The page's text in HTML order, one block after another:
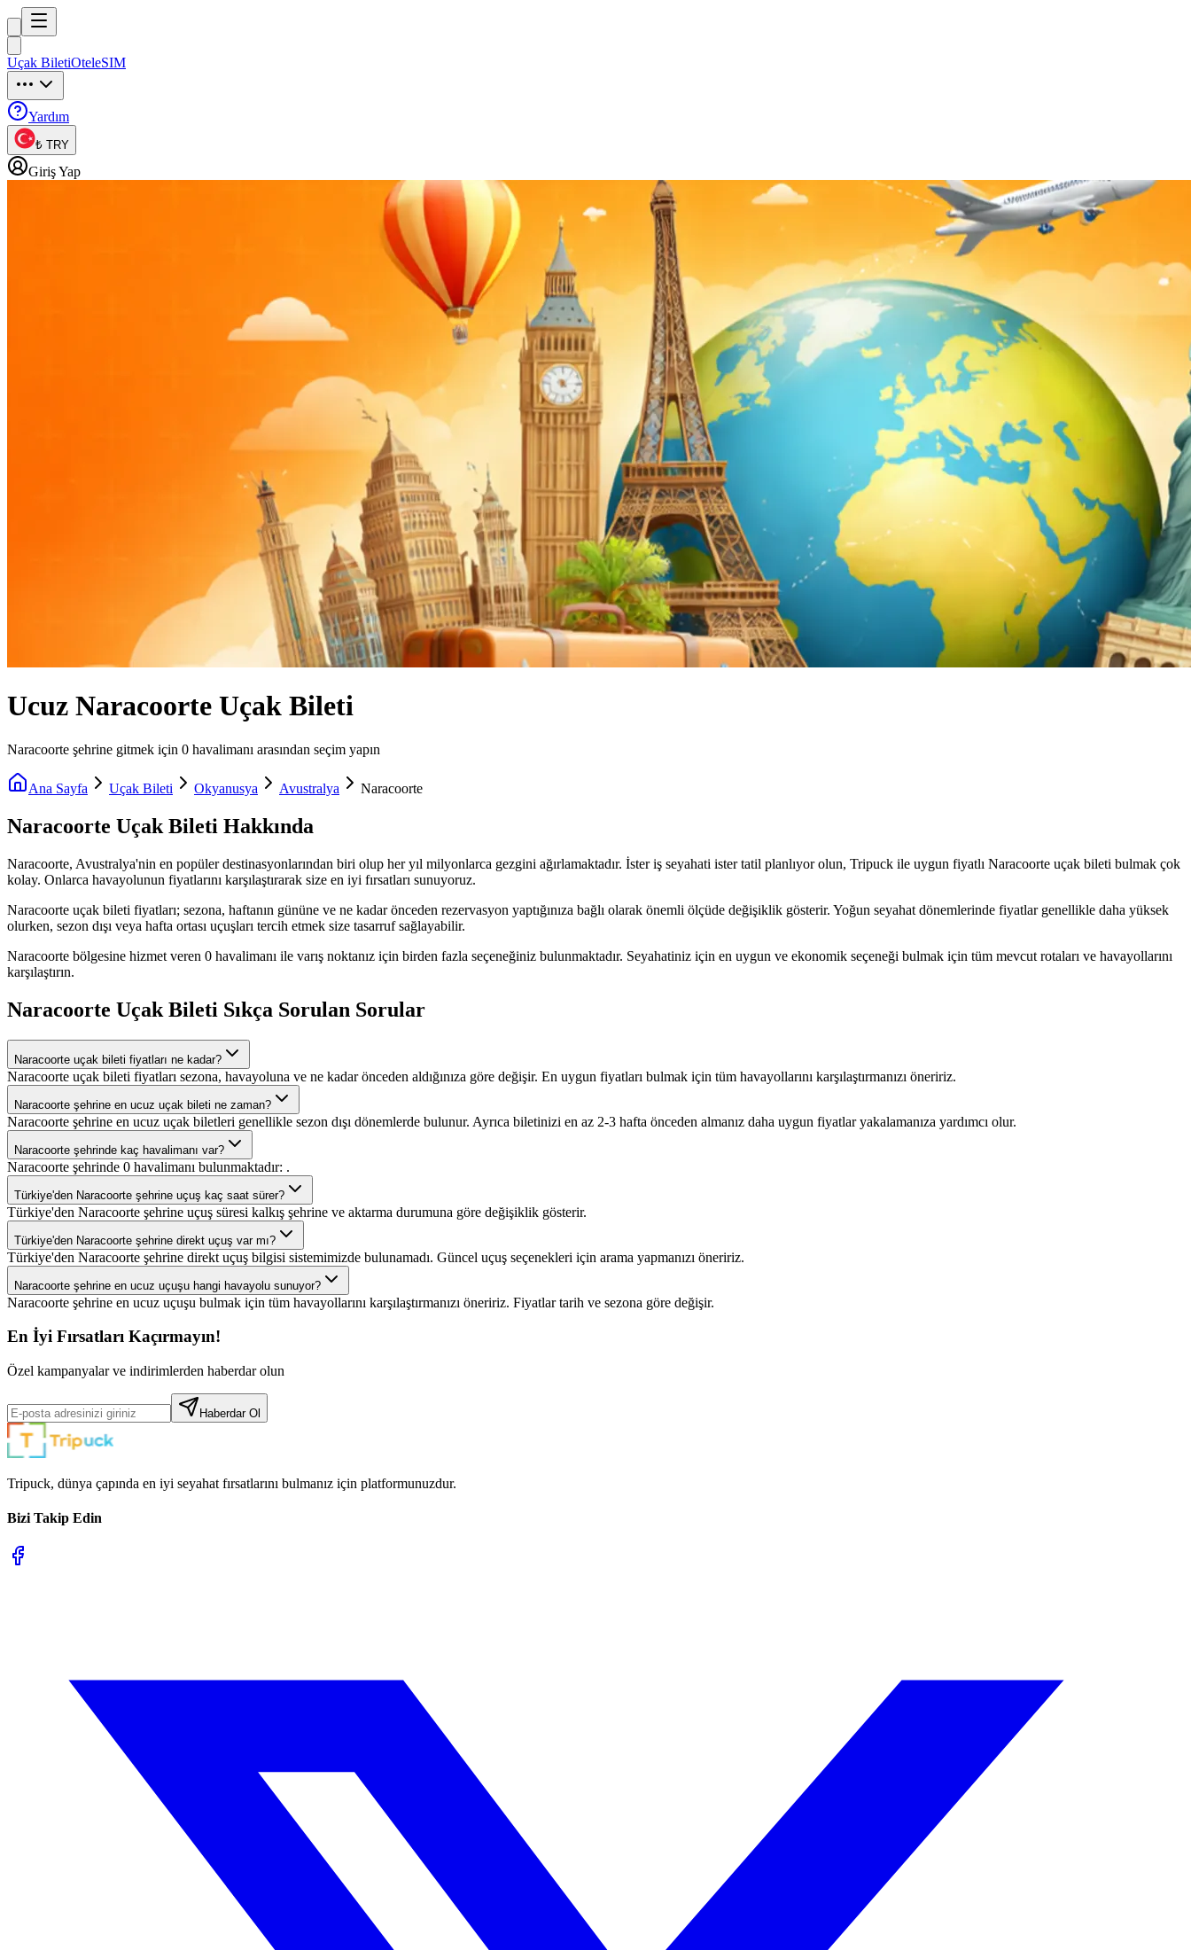
Tripuck
Uçak BiletiOteleSIM
Yardım
₺ TRY
Giriş Yap
Ucuz Naracoorte Uçak Bileti
Naracoorte şehrine gitmek için 0 havalimanı arasından seçim yapın
Ana Sayfa Uçak Bileti Okyanusya Avustralya Naracoorte
Naracoorte Uçak Bileti Hakkında
Naracoorte, Avustralya'nin en popüler destinasyonlarından biri olup her yıl milyonlarca gezgini ağırlamaktadır. İster iş seyahati ister tatil planlıyor olun, Tripuck ile uygun fiyatlı Naracoorte uçak bileti bulmak çok
kolay. Onlarca havayolunun fiyatlarını karşılaştırarak size en iyi fırsatları sunuyoruz.
Naracoorte uçak bileti fiyatları; sezona, haftanın gününe ve ne kadar önceden rezervasyon yaptığınıza bağlı olarak önemli ölçüde değişiklik gösterir. Yoğun seyahat dönemlerinde fiyatlar genellikle daha yüksek
olurken, sezon dışı veya hafta ortası uçuşları tercih etmek size tasarruf sağlayabilir.
Naracoorte bölgesine hizmet veren 0 havalimanı ile varış noktanız için birden fazla seçeneğiniz bulunmaktadır. Seyahatiniz için en uygun ve ekonomik seçeneği bulmak için tüm mevcut rotaları ve havayollarını
karşılaştırın.
Naracoorte Uçak Bileti Sıkça Sorulan Sorular
Naracoorte uçak bileti fiyatları ne kadar?
Naracoorte uçak bileti fiyatları sezona, havayoluna ve ne kadar önceden aldığınıza göre değişir. En uygun fiyatları bulmak için tüm havayollarını karşılaştırmanızı öneririz.
Naracoorte şehrine en ucuz uçak bileti ne zaman?
Naracoorte şehrine en ucuz uçak biletleri genellikle sezon dışı dönemlerde bulunur. Ayrıca biletinizi en az 2-3 hafta önceden almanız daha uygun fiyatlar yakalamanıza yardımcı olur.
Naracoorte şehrinde kaç havalimanı var?
Naracoorte şehrinde 0 havalimanı bulunmaktadır: .
Türkiye'den Naracoorte şehrine uçuş kaç saat sürer?
Türkiye'den Naracoorte şehrine uçuş süresi kalkış şehrine ve aktarma durumuna göre değişiklik gösterir.
Türkiye'den Naracoorte şehrine direkt uçuş var mı?
Türkiye'den Naracoorte şehrine direkt uçuş bilgisi sistemimizde bulunamadı. Güncel uçuş seçenekleri için arama yapmanızı öneririz.
Naracoorte şehrine en ucuz uçuşu hangi havayolu sunuyor?
Naracoorte şehrine en ucuz uçuşu bulmak için tüm havayollarını karşılaştırmanızı öneririz. Fiyatlar tarih ve sezona göre değişir.
En İyi Fırsatları Kaçırmayın!
Özel kampanyalar ve indirimlerden haberdar olun
Haberdar Ol
Tripuck, dünya çapında en iyi seyahat fırsatlarını bulmanız için platformunuzdur.
Bizi Takip Edin